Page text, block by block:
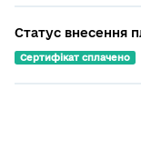
Статус внесення
Сертифікат сплачено